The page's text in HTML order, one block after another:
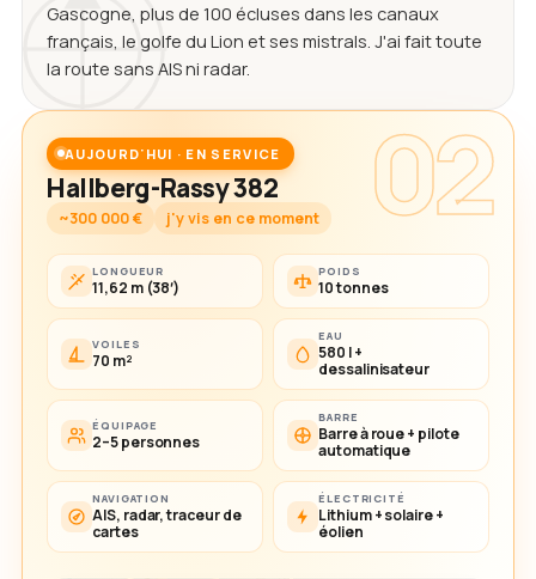
Gascogne, plus de 100 écluses dans les canaux
français, le golfe du Lion et ses mistrals. J'ai fait toute
la route sans AIS ni radar.
02
AUJOURD'HUI · EN SERVICE
Hallberg-Rassy 382
~300 000 € j'y vis en ce moment
LONGUEUR
11,62 m (38′)
POIDS
10 tonnes
VOILES
70 m²
EAU
580 l +
dessalinisateur
ÉQUIPAGE
2–5 personnes
BARRE
Barre à roue + pilote
automatique
NAVIGATION
AIS, radar, traceur de
cartes
ÉLECTRICITÉ
Lithium + solaire +
éolien